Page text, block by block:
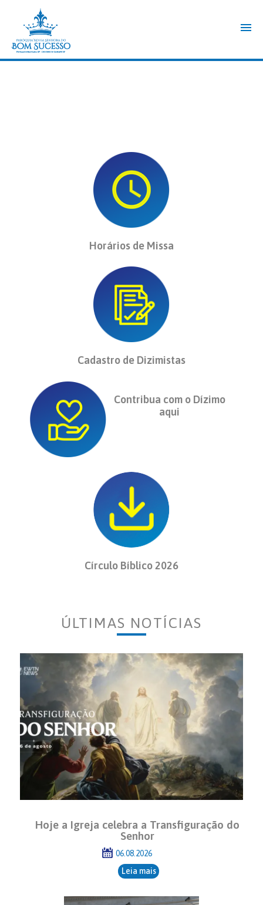
Horários de Missa
Cadastro de Dizimistas
Contribua com o Dízimo
aqui
Círculo Bíblico 2026
ÚLTIMAS NOTÍCIAS
Hoje a Igreja celebra a Transfiguração do
Senhor
06.08.2026
Leia mais